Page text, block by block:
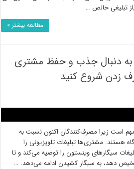
مطالعه بیشتر »
به دنبال جذب و حفظ مشتری
زدن شروع کنید
است زیرا مصرف‌کنندگان اکنون نسبت به
هستند. مشتری‌ها تبلیغات تلویزیونی را
سیگارهای وینستون را توصیه می‌کند و تا
دهد، به سیگار کشیدن ادامه می‌دهد. …